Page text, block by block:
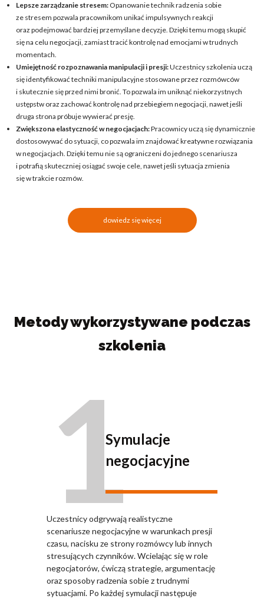
Lepsze zarządzanie stresem: Opanowanie technik radzenia sobie
ze stresem pozwala pracownikom unikać impulsywnych reakcji
oraz podejmować bardziej przemyślane decyzje. Dzięki temu mogą skupić
się na celu negocjacji, zamiast tracić kontrolę nad emocjami w trudnych
momentach.
Umiejętność rozpoznawania manipulacji i presji:Uczestnicy szkolenia uczą
się identyfikować techniki manipulacyjne stosowane przez rozmówców
i skutecznie się przed nimi bronić. To pozwala im uniknąć niekorzystnych
ustępstw oraz zachować kontrolę nad przebiegiem negocjacji, nawet jeśli
druga strona próbuje wywierać presję.
Zwiększona elastyczność w negocjacjach:Pracownicy uczą się dynamicznie
dostosowywać do sytuacji, co pozwala im znajdować kreatywne rozwiązania
w negocjacjach. Dzięki temu nie są ograniczeni do jednego scenariusza
i potrafią skuteczniej osiągać swoje cele, nawet jeśli sytuacja zmienia
się w trakcie rozmów.
dowiedz się więcej
Metody wykorzystywane podczas
szkolenia
1Symulacje
negocjacyjne
Uczestnicy odgrywają realistyczne
scenariusze negocjacyjne w warunkach presji
czasu, nacisku ze strony rozmówcy lub innych
stresujących czynników. Wcielając się w role
negocjatorów, ćwiczą strategie, argumentację
oraz sposoby radzenia sobie z trudnymi
sytuacjami. Po każdej symulacji następuje